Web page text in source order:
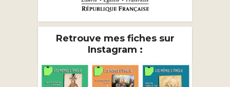
Retrouve mes fiches sur
Instagram :